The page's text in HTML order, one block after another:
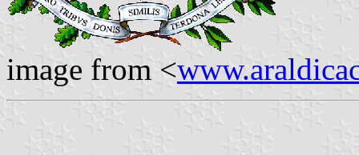
image from <